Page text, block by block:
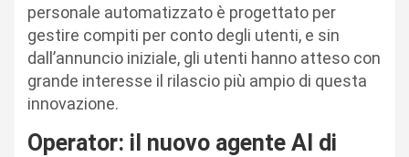
personale automatizzato è progettato per
gestire compiti per conto degli utenti, e sin
dall’annuncio iniziale, gli utenti hanno atteso con
grande interesse il rilascio più ampio di questa
innovazione.
Operator: il nuovo agente AI di